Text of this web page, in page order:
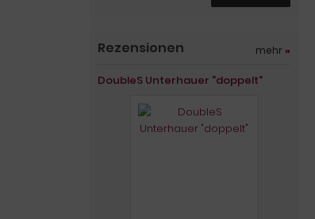
Rezensionen mehr »
DoubleS Unterhauer "doppelt"